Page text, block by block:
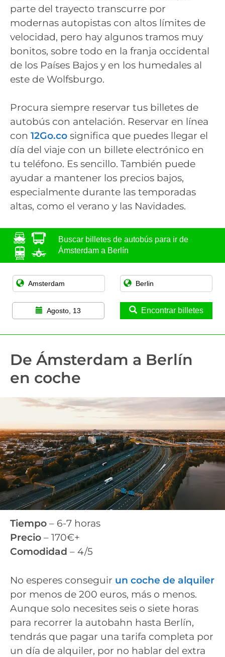
parte del trayecto transcurre por
modernas autopistas con altos límites de
velocidad, pero hay algunos tramos muy
bonitos, sobre todo en la franja occidental
de los Países Bajos y en los humedales al
este de Wolfsburgo.
Procura siempre reservar tus billetes de
autobús con antelación. Reservar en línea
con 12Go.co significa que puedes llegar el
día del viaje con un billete electrónico en
tu teléfono. Es sencillo. También puede
ayudar a mantener los precios bajos,
especialmente durante las temporadas
altas, como el verano y las Navidades.
Buscar billetes de autobús para ir de
Ámsterdam a Berlín
Agosto, 13 Encontrar billetes
De Ámsterdam a Berlín
en coche
Tiempo – 6-7 horas
Precio – 170€+
Comodidad – 4/5
No esperes conseguir un coche de alquiler
por menos de 200 euros, más o menos.
Aunque solo necesites seis o siete horas
para recorrer la autobahn hasta Berlín,
tendrás que pagar una tarifa completa por
un día de alquiler, por no hablar del extra